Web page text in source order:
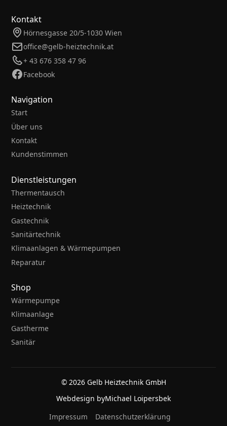
Kontakt
Hörnesgasse 20/5-1030 Wien
office@gelb-heiztechnik.at
+ 43 676 358 47 96
Facebook
Navigation
Start
Über uns
Kontakt
Kundenstimmen
Dienstleistungen
Thermentausch
Heiztechnik
Gastechnik
Sanitärtechnik
Klimaanlagen & Wärmepumpen
Reparatur
Shop
Wärmepumpe
Klimaanlage
Gastherme
Sanitär
© 2026 Gelb Heiztechnik GmbH
Webdesign byMichael Loipersbek
Impressum
Datenschutzerklärung